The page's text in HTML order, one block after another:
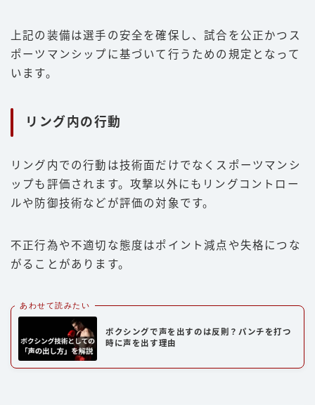
上記の装備は選手の安全を確保し、試合を公正かつス
ポーツマンシップに基づいて行うための規定となって
います。
リング内の行動
リング内での行動は技術面だけでなくスポーツマンシ
ップも評価されます。攻撃以外にもリングコントロー
ルや防御技術などが評価の対象です。
不正行為や不適切な態度はポイント減点や失格につな
がることがあります。
あわせて読みたい
ボクシングで声を出すのは反則？パンチを打つ
時に声を出す理由